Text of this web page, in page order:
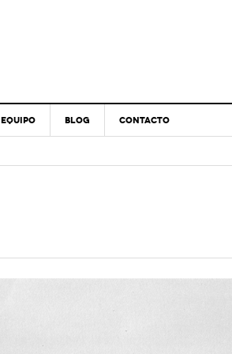
EQUIPO BLOG CONTACTO